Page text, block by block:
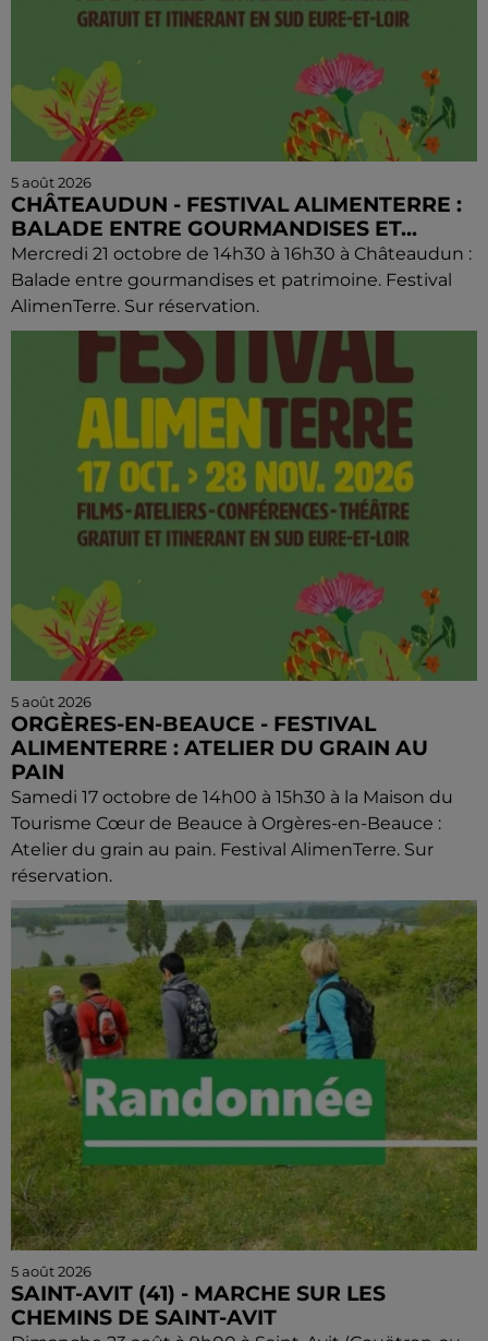
5 août 2026
CHÂTEAUDUN - FESTIVAL ALIMENTERRE :
BALADE ENTRE GOURMANDISES ET...
Mercredi 21 octobre de 14h30 à 16h30 à Châteaudun :
Balade entre gourmandises et patrimoine. Festival
AlimenTerre. Sur réservation.
5 août 2026
ORGÈRES-EN-BEAUCE - FESTIVAL
ALIMENTERRE : ATELIER DU GRAIN AU
PAIN
Samedi 17 octobre de 14h00 à 15h30 à la Maison du
Tourisme Cœur de Beauce à Orgères-en-Beauce :
Atelier du grain au pain. Festival AlimenTerre. Sur
réservation.
5 août 2026
SAINT-AVIT (41) - MARCHE SUR LES
CHEMINS DE SAINT-AVIT